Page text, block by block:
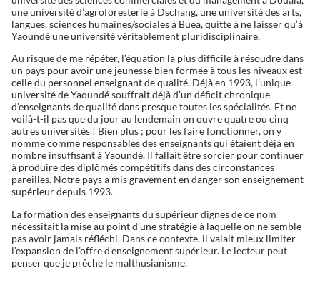
une université d’agroforesterie à Dschang, une université des arts,
langues, sciences humaines/sociales à Buea, quitte à ne laisser qu’à
Yaoundé une université véritablement pluridisciplinaire.
Au risque de me répéter, l’équation la plus difficile à résoudre dans
un pays pour avoir une jeunesse bien formée à tous les niveaux est
celle du personnel enseignant de qualité. Déjà en 1993, l’unique
université de Yaoundé souffrait déjà d’un déficit chronique
d’enseignants de qualité dans presque toutes les spécialités. Et ne
voilà-t-il pas que du jour au lendemain on ouvre quatre ou cinq
autres universités ! Bien plus ; pour les faire fonctionner, on y
nomme comme responsables des enseignants qui étaient déjà en
nombre insuffisant à Yaoundé. Il fallait être sorcier pour continuer
à produire des diplômés compétitifs dans des circonstances
pareilles. Notre pays a mis gravement en danger son enseignement
supérieur depuis 1993.
La formation des enseignants du supérieur dignes de ce nom
nécessitait la mise au point d’une stratégie à laquelle on ne semble
pas avoir jamais réfléchi. Dans ce contexte, il valait mieux limiter
l’expansion de l’offre d’enseignement supérieur. Le lecteur peut
penser que je prêche le malthusianisme.